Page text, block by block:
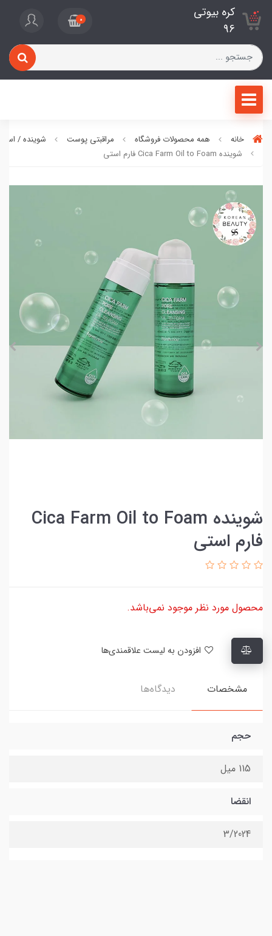
کره بیوتی
96
0
خانه همه محصولات فروشگاه مراقبتی پوست
شوینده /
شوینده Cica Farm Oil to Foam فارم استی
شوینده Cica Farm Oil to Foam
فارم استی
محصول مورد نظر موجود نمی‌باشد.
مشخصات دیدگاه‌ها
حجم
115 میل
انقضا
3/2024